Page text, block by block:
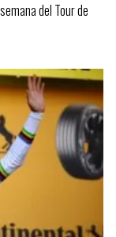
del Tour de